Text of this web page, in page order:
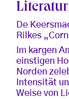
De
Rilkes
Im kargen
einstigen
Norden
Intensität
Weise von